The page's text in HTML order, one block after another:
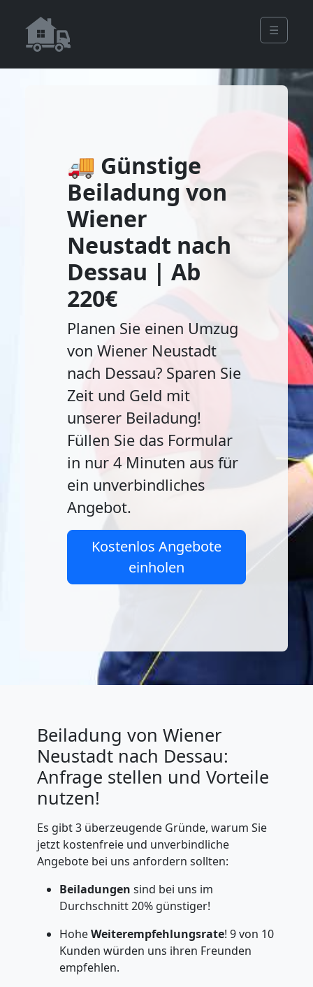
☰
🚚 Günstige
Beiladung von
Wiener
Neustadt nach
Dessau | Ab
220€
Planen Sie einen Umzug
von Wiener Neustadt
nach Dessau? Sparen Sie
Zeit und Geld mit
unserer Beiladung!
Füllen Sie das Formular
in nur 4 Minuten aus für
ein unverbindliches
Angebot.
Kostenlos Angebote
einholen
Beiladung von Wiener
Neustadt nach Dessau:
Anfrage stellen und Vorteile
nutzen!
Es gibt 3 überzeugende Gründe, warum Sie
jetzt kostenfreie und unverbindliche
Angebote bei uns anfordern sollten:
Beiladungen sind bei uns im
Durchschnitt 20% günstiger!
HoheWeiterempfehlungsrate! 9 von 10
Kunden würden uns ihren Freunden
empfehlen.